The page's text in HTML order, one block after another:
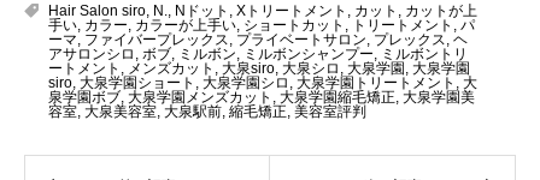
Hair Salon siro, N., Nドット , Xトリートメント , カット , カットが上
手い, カラー, カラーが上手い, ショートカット , トリートメント , パ
ーマ, ファイバープレックス, プライベートサロン, プレックス, ヘ
アサロンシロ , ボブ, ミルボン, ミルボンシャンプー, ミルボントリ
ートメント , メンズカット , 大泉siro, 大泉シロ , 大泉学園 , 大泉学園
siro, 大泉学園ショート , 大泉学園シロ , 大泉学園トリートメント , 大
泉学園ボブ, 大泉学園メンズカット , 大泉学園縮毛矯正, 大泉学園美
容室, 大泉美容室, 大泉駅前, 縮毛矯正, 美容室評判